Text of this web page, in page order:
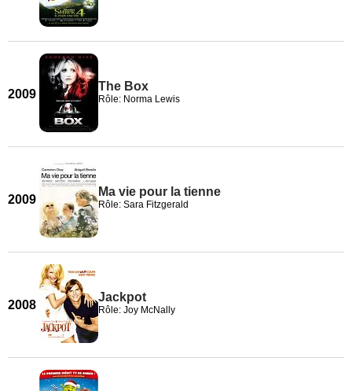
2009
The Box
Rôle: Norma Lewis
2009
Ma vie pour la tienne
Rôle: Sara Fitzgerald
2008
Jackpot
Rôle: Joy McNally